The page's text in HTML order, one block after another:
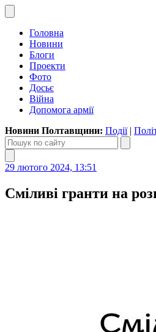
Головна
Новини
Блоги
Проекти
Фото
Досьє
Війна
Допомога армії
Новини Полтавщини: Події|
29 лютого 2024, 13:51
Сміливі гранти на